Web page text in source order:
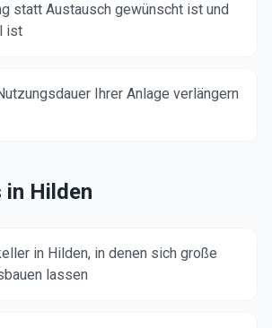
statt Austausch gewünscht ist und
ist
Ihrer Anlage verlängern
in Hilden
in Hilden, in denen sich große
lassen